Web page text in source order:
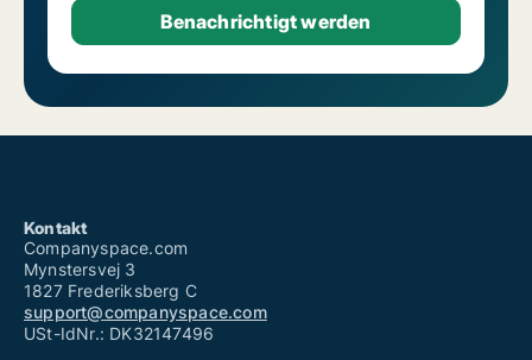
Kontakt
Companyspace.com
Mynstersvej 3
1827 Frederiksberg C
support@companyspace.com
USt-IdNr.: DK32147496